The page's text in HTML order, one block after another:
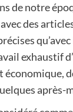
de notre
des
exhaustif
économique,
après-